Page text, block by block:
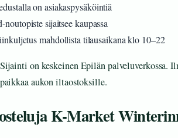
on asiakaspysäköintiä
noutopiste sijaitsee kaupassa
mahdollista tilausaikana klo 10–22
Sijainti on keskeinen Epilän palveluverkossa.
aukon iltaostoksille.
K-Market